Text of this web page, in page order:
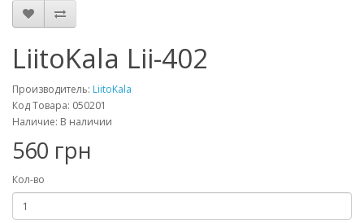
LiitoKala Lii-402
Производитель: LiitoKala
Код Товара: 050201
Наличие: В наличии
560 грн
Кол-во